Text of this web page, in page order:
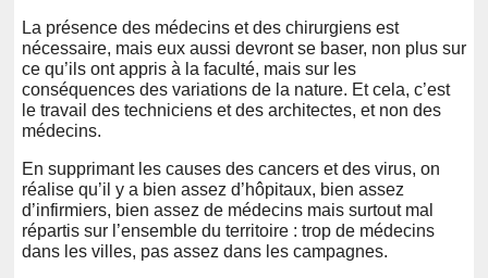
La présence des médecins et des chirurgiens est
nécessaire, mais eux aussi devront se baser, non plus sur
ce qu’ils ont appris à la faculté, mais sur les
conséquences des variations de la nature. Et cela, c’est
le travail des techniciens et des architectes, et non des
médecins.
En supprimant les causes des cancers et des virus, on
réalise qu’il y a bien assez d’hôpitaux, bien assez
d’infirmiers, bien assez de médecins mais surtout mal
répartis sur l’ensemble du territoire : trop de médecins
dans les villes, pas assez dans les campagnes.